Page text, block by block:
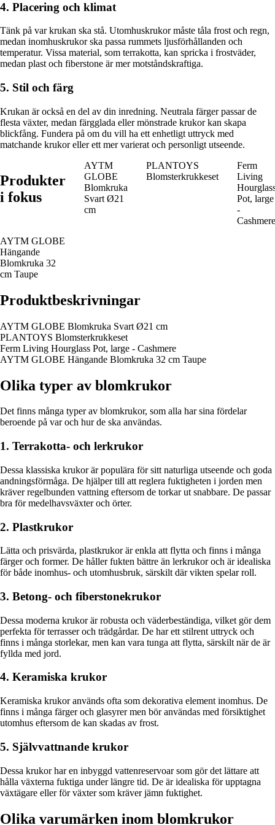
4. Placering och klimat
Tänk på var krukan ska stå. Utomhuskrukor måste tåla frost och regn,
medan inomhuskrukor ska passa rummets ljusförhållanden och
temperatur. Vissa material, som terrakotta, kan spricka i frostväder,
medan plast och fiberstone är mer motståndskraftiga.
5. Stil och färg
Krukan är också en del av din inredning. Neutrala färger passar de
flesta växter, medan färgglada eller mönstrade krukor kan skapa
blickfång. Fundera på om du vill ha ett enhetligt uttryck med
matchande krukor eller ett mer varierat och personligt utseende.
Produkter
i fokus
AYTM
GLOBE
Blomkruka
Svart Ø21
cm
PLANTOYS
Blomsterkrukkeset
Ferm
Living
Pot, large
-
Cashmere
AYTM GLOBE
Hängande
Blomkruka 32
cm Taupe
Produktbeskrivningar
AYTM GLOBE Blomkruka Svart Ø21 cm
PLANTOYS Blomsterkrukkeset
Ferm Living Hourglass Pot, large - Cashmere
AYTM GLOBE Hängande Blomkruka 32 cm Taupe
Olika typer av blomkrukor
Det finns många typer av blomkrukor, som alla har sina fördelar
beroende på var och hur de ska användas.
1. Terrakotta- och lerkrukor
Dessa klassiska krukor är populära för sitt naturliga utseende och goda
andningsförmåga. De hjälper till att reglera fuktigheten i jorden men
kräver regelbunden vattning eftersom de torkar ut snabbare. De passar
bra för medelhavsväxter och örter.
2. Plastkrukor
Lätta och prisvärda, plastkrukor är enkla att flytta och finns i många
färger och former. De håller fukten bättre än lerkrukor och är idealiska
för både inomhus- och utomhusbruk, särskilt där vikten spelar roll.
3. Betong- och fiberstonekrukor
Dessa moderna krukor är robusta och väderbeständiga, vilket gör dem
perfekta för terrasser och trädgårdar. De har ett stilrent uttryck och
finns i många storlekar, men kan vara tunga att flytta, särskilt när de är
fyllda med jord.
4. Keramiska krukor
Keramiska krukor används ofta som dekorativa element inomhus. De
finns i många färger och glasyrer men bör användas med försiktighet
utomhus eftersom de kan skadas av frost.
5. Självvattnande krukor
Dessa krukor har en inbyggd vattenreservoar som gör det lättare att
hålla växterna fuktiga under längre tid. De är idealiska för upptagna
växtägare eller för växter som kräver jämn fuktighet.
Olika varumärken inom blomkrukor